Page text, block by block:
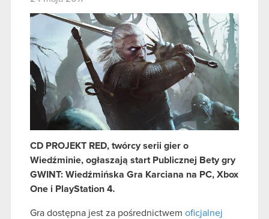
CD PROJEKT RED, twórcy serii gier o
Wiedźminie, ogłaszają start Publicznej Bety gry
GWINT: Wiedźmińska Gra Karciana na PC, Xbox
One i PlayStation 4.
Gra dostępna jest za pośrednictwem oficjalnej